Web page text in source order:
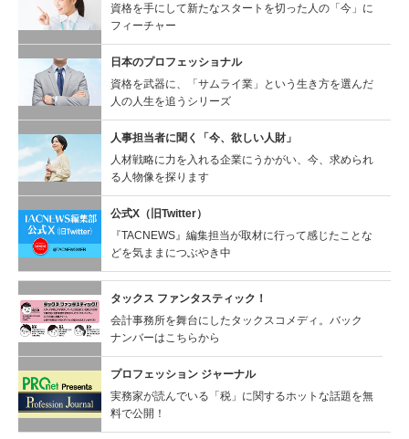
資格を手にして新たなスタートを切った人の「今」に
フィーチャー
日本のプロフェッショナル
資格を武器に、「サムライ業」という生き方を選んだ
人の人生を追うシリーズ
人事担当者に聞く
「今、欲しい人財」
人材戦略に力を入れる企業にうかがい、今、求められ
る人物像を探ります
公式X（旧Twitter）
『TACNEWS』編集担当が取材に行って感じたことな
どを気ままにつぶやき中
タックス ファンタスティック！
会計事務所を舞台にしたタックスコメディ。バック
ナンバーはこちらから
プロフェッション ジャーナル
実務家が読んでいる「税」に関するホットな話題を無
料で公開！